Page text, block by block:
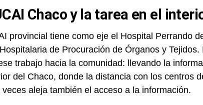
Chaco y la tarea en el
provincial tiene como eje el Hospital Perrando
de Procuración de Órganos y
trabajo hacia la comunidad: llevando la
del Chaco, donde la distancia con los centros
veces aleja también el acceso a la información.